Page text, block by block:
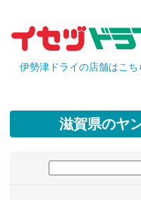
伊勢津ドライの店舗はこち
滋賀県のヤ